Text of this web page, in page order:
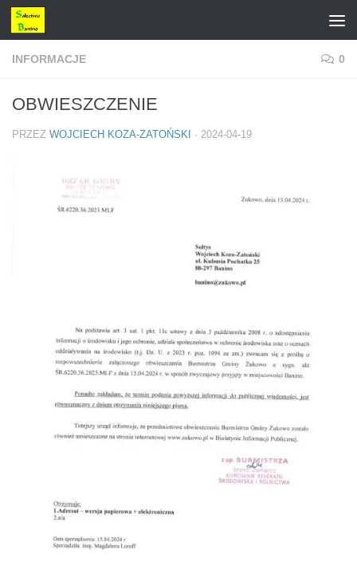
Przejdź do treści
INFORMACJE 0
OBWIESZCZENIE
PRZEZ WOJCIECH KOZA-ZATOŃSKI · 2024-04-19